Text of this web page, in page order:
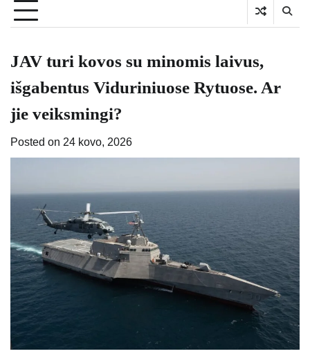
JAV turi kovos su minomis laivus,
išgabentus Viduriniuose Rytuose. Ar
jie veiksmingi?
Posted on 24 kovo, 2026